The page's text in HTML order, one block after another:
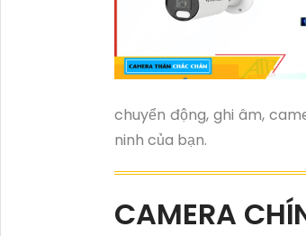
chuyển động, ghi âm,
ninh của bạn.
CAMERA